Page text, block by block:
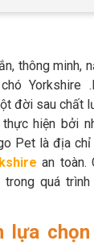
thông minh,
Yorkshire
đời sau chất
hiện bởi
Pet là địa
an toàn.
trong quá
lựa